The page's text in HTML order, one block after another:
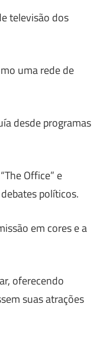
televisão dos
uma rede de
desde programas
Office” e
políticos.
em cores e a
oferecendo
suas atrações